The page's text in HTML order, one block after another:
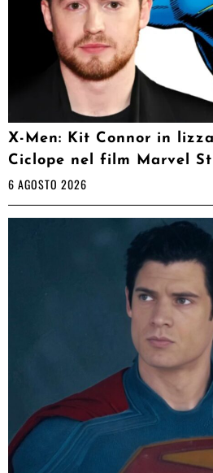
X-Men: Kit Connor in
Ciclope nel film Marvel
6 AGOSTO 2026